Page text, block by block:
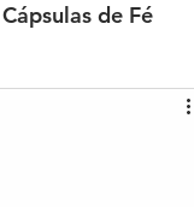
Cápsulas de Fé